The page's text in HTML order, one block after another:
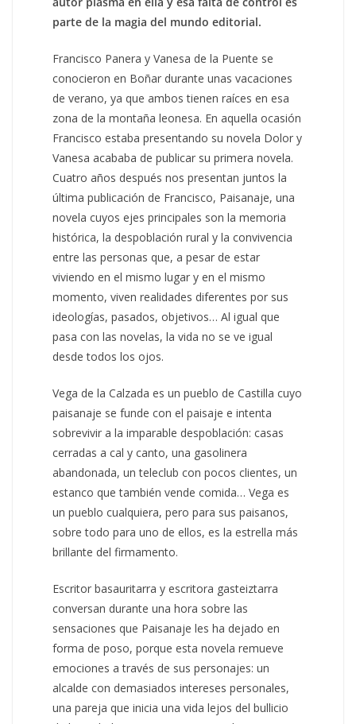
parte de la magia del mundo editorial.
Francisco Panera y Vanesa de la Puente se
conocieron en Boñar durante unas vacaciones
de verano, ya que ambos tienen raíces en esa
zona de la montaña leonesa. En aquella ocasión
Francisco estaba presentando su novela Dolor y
Vanesa acababa de publicar su primera novela.
Cuatro años después nos presentan juntos la
última publicación de Francisco, Paisanaje, una
novela cuyos ejes principales son la memoria
histórica, la despoblación rural y la convivencia
entre las personas que, a pesar de estar
viviendo en el mismo lugar y en el mismo
momento, viven realidades diferentes por sus
ideologías, pasados, objetivos… Al igual que
pasa con las novelas, la vida no se ve igual
desde todos los ojos.
Vega de la Calzada es un pueblo de Castilla cuyo
paisanaje se funde con el paisaje e intenta
sobrevivir a la imparable despoblación: casas
cerradas a cal y canto, una gasolinera
abandonada, un teleclub con pocos clientes, un
estanco que también vende comida… Vega es
un pueblo cualquiera, pero para sus paisanos,
sobre todo para uno de ellos, es la estrella más
brillante del firmamento.
Escritor basauritarra y escritora gasteiztarra
conversan durante una hora sobre las
sensaciones que Paisanaje les ha dejado en
forma de poso, porque esta novela remueve
emociones a través de sus personajes: un
alcalde con demasiados intereses personales,
una pareja que inicia una vida lejos del bullicio